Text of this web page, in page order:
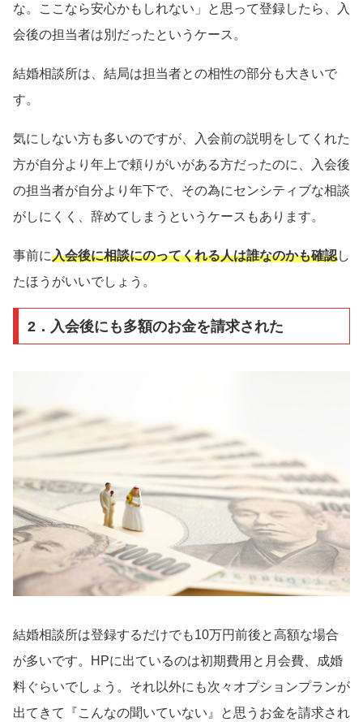
な。ここなら安心かもしれない」と思って登録したら、入
会後の担当者は別だったというケース。
結婚相談所は、結局は担当者との相性の部分も大きいで
す。
気にしない方も多いのですが、入会前の説明をしてくれた
方が自分より年上で頼りがいがある方だったのに、入会後
の担当者が自分より年下で、その為にセンシティブな相談
がしにくく、辞めてしまうというケースもあります。
事前に入会後に相談にのってくれる人は誰なのかも確認し
たほうがいいでしょう。
2．入会後にも多額のお金を請求された
結婚相談所は登録するだけでも10万円前後と高額な場合
が多いです。HPに出ているのは初期費用と月会費、成婚
料ぐらいでしょう。それ以外にも次々オプションプランが
出てきて『こんなの聞いていない』と思うお金を請求され